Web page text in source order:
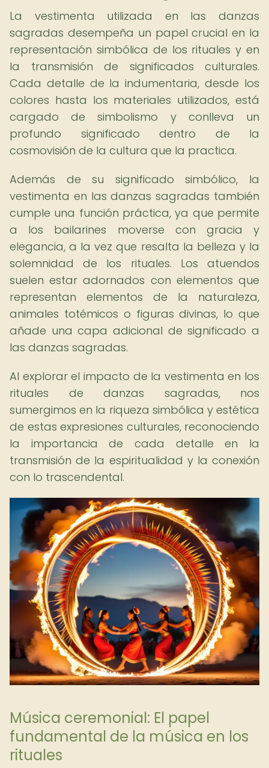
La vestimenta utilizada en las danzas
sagradas desempeña un papel crucial en la
representación simbólica de los rituales y en
la transmisión de significados culturales.
Cada detalle de la indumentaria, desde los
colores hasta los materiales utilizados, está
cargado de simbolismo y conlleva un
profundo significado dentro de la
cosmovisión de la cultura que la practica.
Además de su significado simbólico, la
vestimenta en las danzas sagradas también
cumple una función práctica, ya que permite
a los bailarines moverse con gracia y
elegancia, a la vez que resalta la belleza y la
solemnidad de los rituales. Los atuendos
suelen estar adornados con elementos que
representan elementos de la naturaleza,
animales totémicos o figuras divinas, lo que
añade una capa adicional de significado a
las danzas sagradas.
Al explorar el impacto de la vestimenta en los
rituales de danzas sagradas, nos
sumergimos en la riqueza simbólica y estética
de estas expresiones culturales, reconociendo
la importancia de cada detalle en la
transmisión de la espiritualidad y la conexión
con lo trascendental.
Música ceremonial: El papel
fundamental de la música en los
rituales